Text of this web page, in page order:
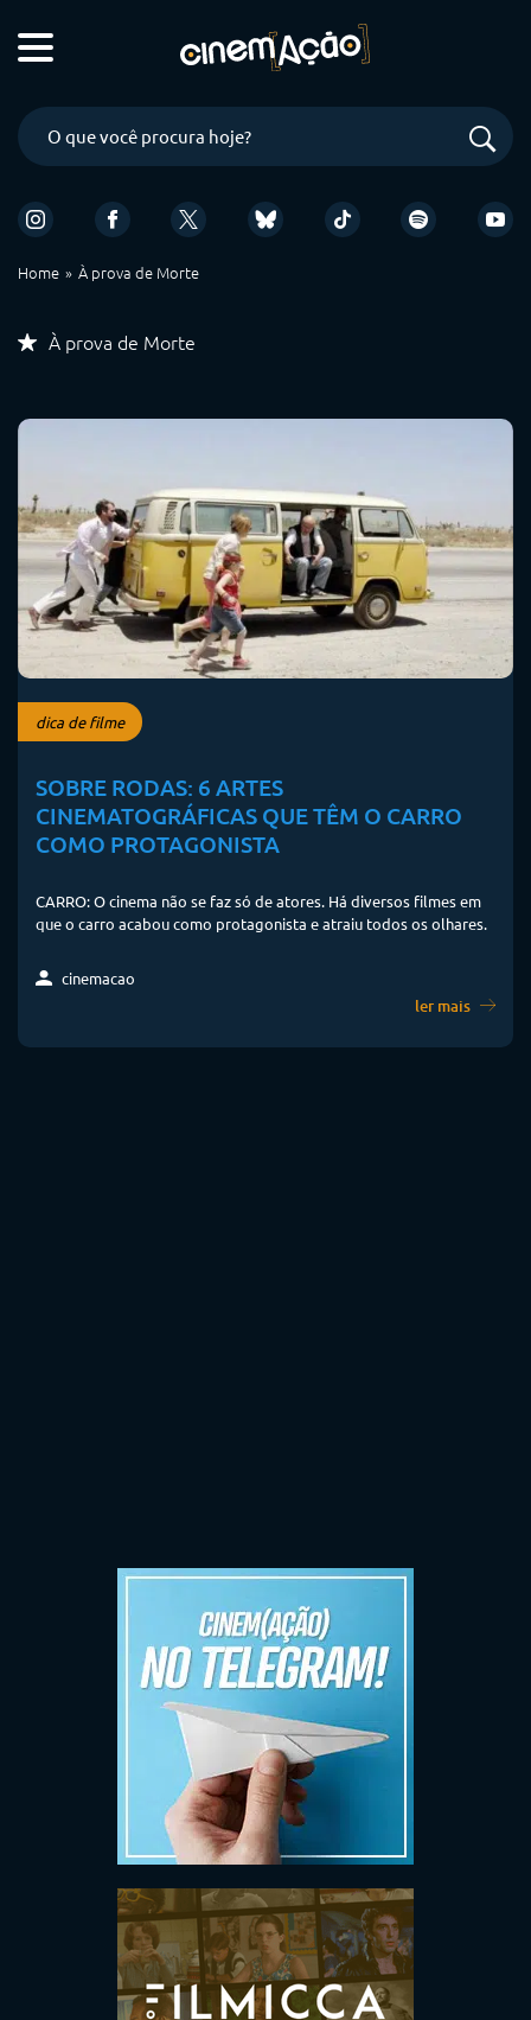
Home À prova de Morte
À prova de Morte
dica de filme
SOBRE RODAS: 6 ARTES
CINEMATOGRÁFICAS QUE TÊM O CARRO
COMO PROTAGONISTA
CARRO: O cinema não se faz só de atores. Há diversos filmes em
que o carro acabou como protagonista e atraiu todos os olhares.
cinemacao
ler mais